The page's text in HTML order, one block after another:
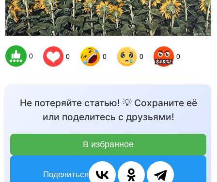
0 0 0 0 0
Не потеряйте статью! 💡 Сохраните её
или поделитесь с друзьями!
В избранное
Поделиться